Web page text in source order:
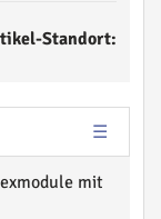
Standort:
mit